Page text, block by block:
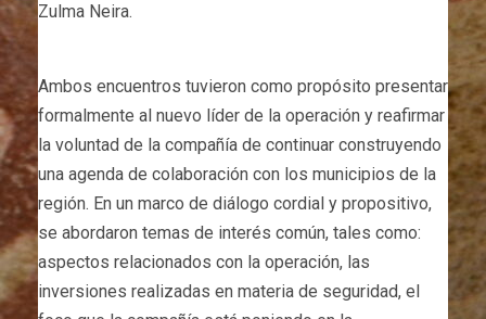
Zulma Neira.
Ambos encuentros tuvieron como propósito presentar
formalmente al nuevo líder de la operación y reafirmar
la voluntad de la compañía de continuar construyendo
una agenda de colaboración con los municipios de la
región. En un marco de diálogo cordial y propositivo,
se abordaron temas de interés común, tales como:
aspectos relacionados con la operación, las
inversiones realizadas en materia de seguridad, el